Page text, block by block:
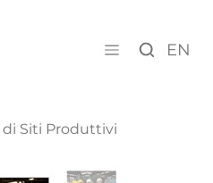
EN
di Siti Produttivi